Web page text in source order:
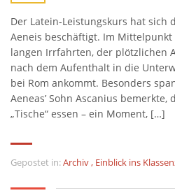
Der Latein-Leistungskurs hat sich
Aeneis beschäftigt. Im Mittelpunkt
langen Irrfahrten, der plötzlichen
nach dem Aufenthalt in die
bei Rom ankommt. Besonders
Aeneas’ Sohn Ascanius
„Tische“ essen – ein Moment, […]
Gepostet in:Archiv, Einblick ins